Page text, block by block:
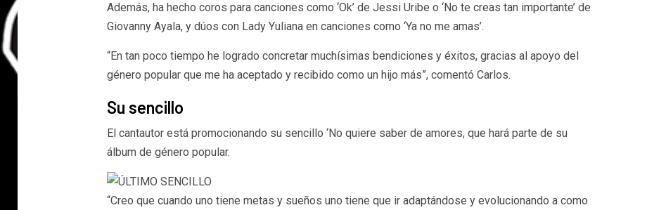
Además, ha hecho coros para canciones como ‘Ok’ de Jessi Uribe o ‘No te creas tan importante’ de
Giovanny Ayala, y dúos con Lady Yuliana en canciones como ‘Ya no me amas’.
“En tan poco tiempo he logrado concretar muchísimas bendiciones y éxitos, gracias al apoyo del
género popular que me ha aceptado y recibido como un hijo más”, comentó Carlos.
Su sencillo
El cantautor está promocionando su sencillo ‘No quiere saber de amores, que hará parte de su
álbum de género popular.
“Creo que cuando uno tiene metas y sueños uno tiene que ir adaptándose y evolucionando a como